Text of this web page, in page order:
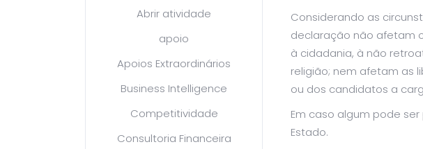
Abrir atividade
apoio
Apoios Extraordinários
Business Intelligence
Competitividade
Consultoria Financeira
Considerando as
declaração não afetam
à cidadania, à não
religião; nem afetam as
ou dos candidatos a
Em caso algum pode
Estado.